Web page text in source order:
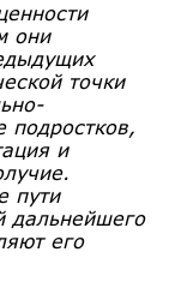
они
точки
подростков,
и
пути
дальнейшего
его